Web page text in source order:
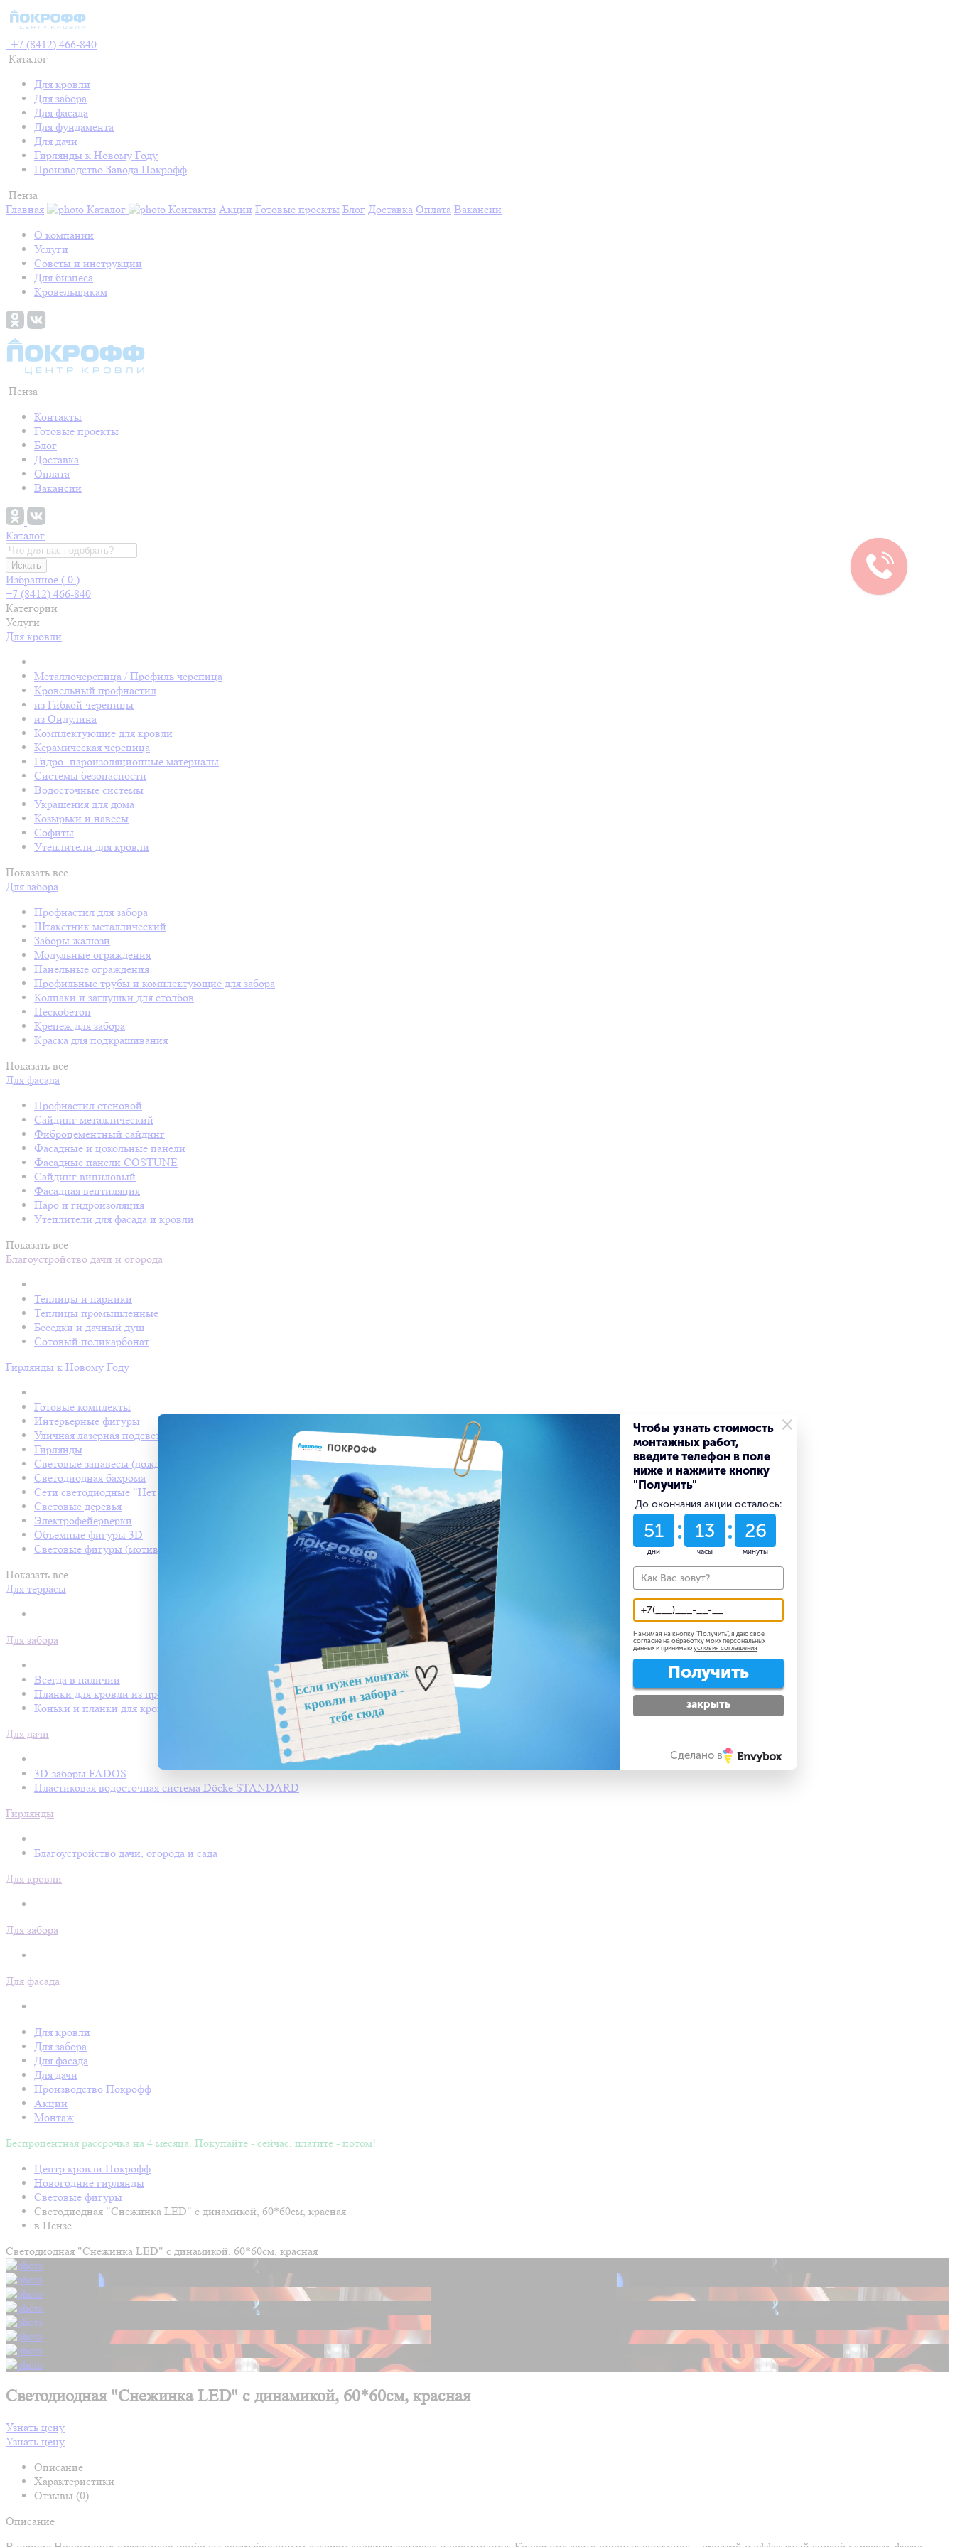
+7 (8412) 466-840
Каталог
Для кровли
Для забора
Для фасада
Для фундамента
Для дачи
Гирлянды к Новому Году
Производство Завода Покрофф
Пенза
Главная
Каталог Контакты Акции Готовые проекты Блог Доставка Оплата Вакансии
О компании
Услуги
Советы и инструкции
Для бизнеса
Кровельщикам
Пенза
Контакты
Готовые проекты
Блог
Доставка
Оплата
Вакансии
Каталог
Искать
Избранное ( 0 )
+7 (8412) 466-840
Категории
Услуги
Для кровли
Металлочерепица / Профиль черепица
Кровельный профнастил
из Гибкой черепицы
из Ондулина
Комплектующие для кровли
Керамическая черепица
Гидро- пароизоляционные материалы
Системы безопасности
Водосточные системы
Украшения для дома
Козырьки и навесы
Софиты
Утеплители для кровли
Показать все
Для забора
Профнастил для забора
Штакетник металлический
Заборы жалюзи
Модульные ограждения
Панельные ограждения
Профильные трубы и комплектующие для забора
Колпаки и заглушки для столбов
Пескобетон
Крепеж для забора
Краска для подкрашивания
Показать все
Для фасада
Профнастил стеновой
Сайдинг металлический
Фиброцементный сайдинг
Фасадные и цокольные панели
Фасадные панели COSTUNE
Сайдинг виниловый
Фасадная вентиляция
Паро и гидроизоляция
Утеплители для фасада и кровли
Показать все
Благоустройство дачи и огорода
Теплицы и парники
Теплицы промышленные
Беседки и дачный душ
Сотовый поликарбонат
Гирлянды к Новому Году
Готовые комплекты
Интерьерные фигуры
Уличная лазерная подсветка
Гирлянды
Световые занавесы (дождь светодиодный)
Светодиодная бахрома
Сети светодиодные "Нет Лайт"
Световые деревья
Электрофейерверки
Объемные фигуры 3D
Световые фигуры (мотивы)
Показать все
Для террасы
Для забора
Всегда в наличии
Планки для кровли из профнастила
Коньки и планки для кровли Покрофф
Для дачи
3D-заборы FADOS
Пластиковая водосточная система Döcke STANDARD
Гирлянды
Благоустройство дачи, огорода и сада
Для кровли
Для забора
Для фасада
Для кровли
Для забора
Для фасада
Для дачи
Производство Покрофф
Акции
Монтаж
Беспроцентная рассрочка на 4 месяца. Покупайте - сейчас, платите - потом!
Центр кровли Покрофф
Новогодние гирлянды
Световые фигуры
Светодиодная "Снежинка LED" с динамикой, 60*60см, красная
в Пензе
Светодиодная "Снежинка LED" с динамикой, 60*60см, красная
Светодиодная "Снежинка LED" с динамикой, 60*60см, красная
Узнать цену
Узнать цену
Описание
Характеристики
Отзывы (0)
Описание
×
Чтобы узнать стоимость
монтажных работ,
введите телефон в поле
ниже и нажмите кнопку
"Получить"
До окончания акции осталось:
51
дни
13
часы
26
минуты
Нажимая на кнопку "Получить", я даю свое
согласие на обработку моих персональных
данных и принимаю условия соглашения
Получить
закрыть
Сделано в